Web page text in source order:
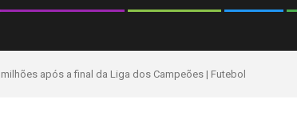
após a final da Liga dos Campeões | Futebol